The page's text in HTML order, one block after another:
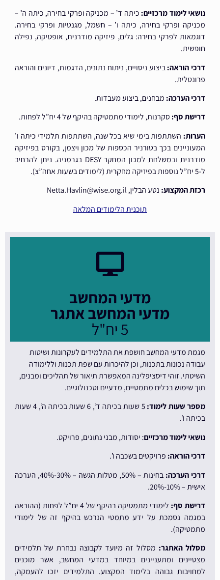
נושאי לימוד מרכזיים: כיתה ד’ – מכניקה ופרקי בחירה, כיתה ה’ –
מכניקה ופרקי בחירה, כיתה ו’ – חשמל, מגנטיות ופרקי בחירה.
דוגמאות לפרקי בחירה: גלים, פיזיקה מודרנית, אופטיקה, נפילה
חופשית.
דרכי הוראה:ביצוע ניסויים, ניתוח נתונים, הדגמות, דיונים והוראה
פרונטלית.
דרכי הערכה: מבחנים, ביצוע מעבדות.
דרישת סף:סקרנות, לימודי מתמטיקה בהיקף של 4 יח”ל לפחות.
הערות: השתתפות בימי שיא בכל שנה, השתתפות תלמידי כיתה ו’
המעוניינים בכך בטורניר הכספות של מכון ויצמן, בקורס בפיזיקה
מודרנית ובמשלחת למכון המחקר DESY בגרמניה. ניתן להרחיב
ל-5 יח”ל נוספות בפיזיקה מחקרית (לימודים בשעות אחה”צ).
רכזת המקצוע: נטע הבלין, Netta.Havlin@wise.org.il
תוכנית הלימודים המלאה
מדעי המחשב
מדעי המחשב אתגר
5 יח"ל
מגמת מדעי המחשב חושפת את התלמידים לעקרונות ושיטות
עבודה נכונות בתכנות, וכן להיכרות עם שפת תכנות וללימודה
השיטתי. זוהי דיסציפלינה המאפשרת תיאור של תהליכים ומבנים,
תוך שימוש בכלים מתמטיים, מדעיים וטכנולוגיים.
מספר שעות לימוד:
5 שעות בכיתה ד’, 6 שעות בכיתה ה’, 4 שעות
בכיתה ו’.
נושאי לימוד מרכזיים: יסודות, מבני נתונים, פרויקט.
דרכי הוראה: פרויקטים בשכבה ו’.
דרכי הערכה:
בחינות – 50%, מטלות הגשה – 30%-40%, הערכה
אישית – 10%-20%.
דרישת סף:
לימודי מתמטיקה בהיקף של 4 יח”ל לפחות (ההוראה
במגמה נסמכת על ידע מתמטי הנרכש בהיקף זה של לימודי
מתמטיקה).
מסלול האתגר: מסלול זה מיועד לקבוצה נבחרת של תלמידים
מצטיינים ומתעניינים במיוחד במדעי המחשב, אשר מוכנים
למחויבות גבוהה בלימוד המקצוע. התלמידים יזכו להעמקה,